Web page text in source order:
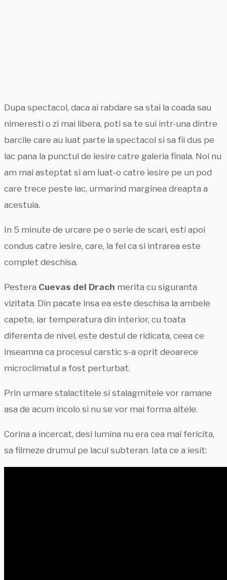
Dupa spectacol, daca ai rabdare sa stai la coada sau
nimeresti o zi mai libera, poti sa te sui intr-una dintre
barcile care au luat parte la spectacol si sa fii dus pe
lac pana la punctul de iesire catre galeria finala. Noi nu
am mai asteptat si am luat-o catre iesire pe un pod
care trece peste lac, urmarind marginea dreapta a
acestuia.
In 5 minute de urcare pe o serie de scari, esti apoi
condus catre iesire, care, la fel ca si intrarea este
complet deschisa.
Pestera Cuevas del Drach merita cu siguranta
vizitata. Din pacate insa ea este deschisa la ambele
capete, iar temperatura din interior, cu toata
diferenta de nivel, este destul de ridicata, ceea ce
inseamna ca procesul carstic s-a oprit deoarece
microclimatul a fost perturbat.
Prin urmare stalactitele si stalagmitele vor ramane
asa de acum incolo si nu se vor mai forma altele.
Corina a incercat, desi lumina nu era cea mai fericita,
sa filmeze drumul pe lacul subteran. Iata ce a iesit: